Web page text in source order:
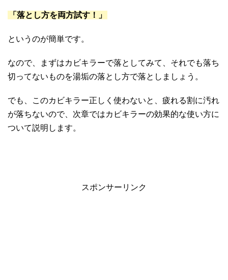
「落とし方を両方試す！」
というのが簡単です。
なので、まずはカビキラーで落としてみて、それでも落ち
切ってないものを湯垢の落とし方で落としましょう。
でも、このカビキラー正しく使わないと、疲れる割に汚れ
が落ちないので、次章ではカビキラーの効果的な使い方に
ついて説明します。
スポンサーリンク